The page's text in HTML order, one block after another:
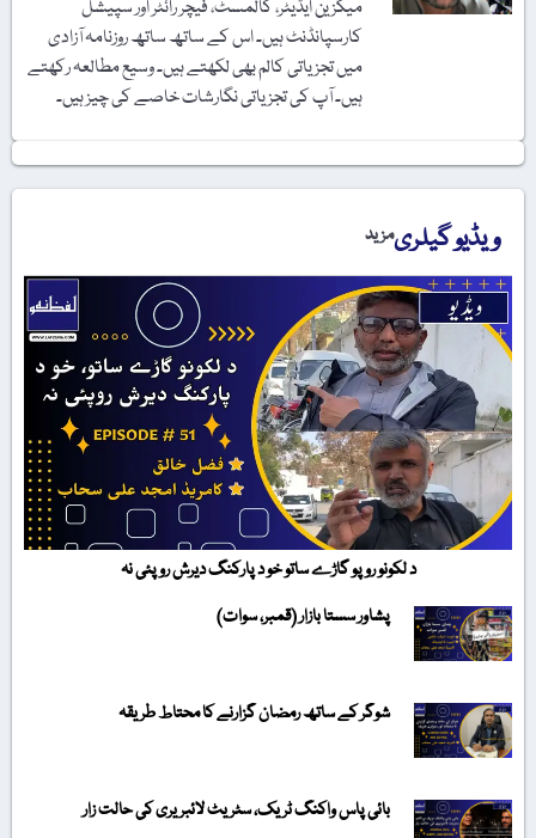
میگزین ایڈیٹر، کالمسٹ، فیچر رائٹر اور سپیشل
کارسپانڈنٹ ہیں۔ اس کے ساتھ ساتھ روزنامہ آزادی
میں تجزیاتی کالم بھی لکھتے ہیں۔ وسیع مطالعہ رکھتے
ہیں۔ آپ کی تجزیاتی نگارشات خاصے کی چیز ہیں۔
ویڈیو گیلریمزید
د لکونو روپو گاڑے ساتو خو د پارکنگ دیرش روپئی نہ
پشاور سستا بازار (قمبر، سوات)
شوگر کے ساتھ رمضان گزارنے کا محتاط طریقہ
بائی پاس واکنگ ٹریک، سٹریٹ لائبریری کی حالت زار